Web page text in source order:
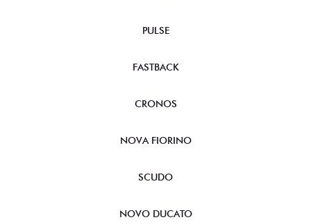
PULSE
FASTBACK
CRONOS
NOVA FIORINO
SCUDO
NOVO DUCATO